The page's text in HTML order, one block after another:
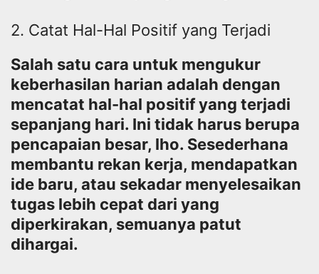
2. Catat Hal-Hal Positif yang Terjadi
Salah satu cara untuk mengukur
keberhasilan harian adalah dengan
mencatat hal-hal positif yang terjadi
sepanjang hari. Ini tidak harus berupa
pencapaian besar, lho. Sesederhana
membantu rekan kerja, mendapatkan
ide baru, atau sekadar menyelesaikan
tugas lebih cepat dari yang
diperkirakan, semuanya patut
dihargai.